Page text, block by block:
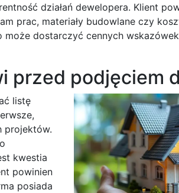
działań dewelopera. Klient
prac, materiały budowlane czy
dostarczyć cennych
przed podjęciem
listę
projektów.
kwestia
powinien
posiada